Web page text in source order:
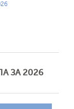
ЗА 2026